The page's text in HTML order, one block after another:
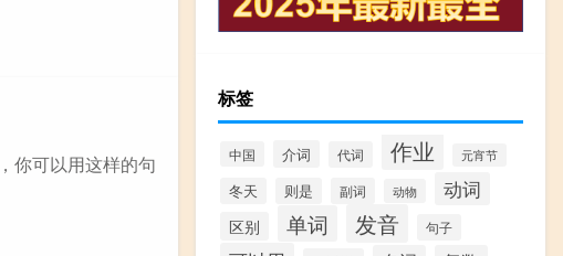
你可以用这样的句
标签
中国 介词 代词 作业 元宵节
冬天 则是 副词 动物 动词
区别 单词 发音 句子